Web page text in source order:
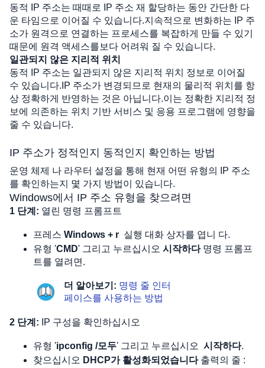
동적 IP 주소는 때때로 IP 주소 재 할당하는 동안 간단한 다
운 타임으로 이어질 수 있습니다.지속적으로 변화하는 IP 주
소가 원격으로 연결하는 프로세스를 복잡하게 만들 수 있기
때문에 원격 액세스를보다 어려워 질 수 있습니다.
일관되지 않은 지리적 위치
동적 IP 주소는 일관되지 않은 지리적 위치 정보로 이어질
수 있습니다.IP 주소가 변경되므로 현재의 물리적 위치를 항
상 정확하게 반영하는 것은 아닙니다.이는 정확한 지리적 정
보에 의존하는 위치 기반 서비스 및 응용 프로그램에 영향을
줄 수 있습니다.
IP 주소가 정적인지 동적인지 확인하는 방법
운영 체제 나 라우터 설정을 통해 현재 어떤 유형의 IP 주소
를 확인하는지 몇 가지 방법이 있습니다.
Windows에서 IP 주소 유형을 찾으려면
1 단계: 열린 명령 프롬프트
프레스 Windows + r 실행 대화 상자를 엽니 다.
유형 'CMD' 그리고 누르십시오 시작하다 명령 프롬프
트를 열려면.
더 알아보기: 명령 줄 인터
페이스를 사용하는 방법
2 단계: IP 구성을 확인하십시오
유형 'ipconfig /모두' 그리고 누르십시오 시작하다.
찾으십시오 DHCP가 활성화되었습니다 출력의 줄 :